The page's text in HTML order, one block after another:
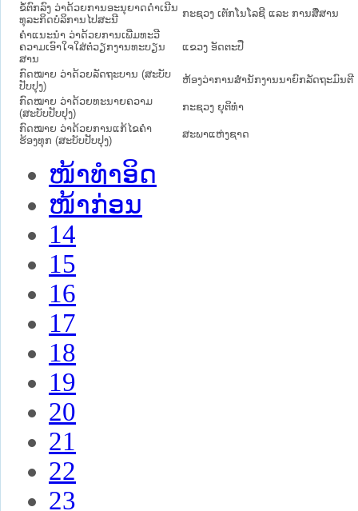
ຂໍ້ຕົກລົງ ວ່າດ້ວຍການອະນຸຍາດດຳເນີນ
ທຸລະກິດບໍລິການໄປສະນີ
ກະຊວງ ເຕັກໂນໂລຊີ ແລະ ການສື່ສານ
ຄຳແນະນຳ ວ່າດ້ວຍການເພີ່ມທະວີ
ຄວາມເອົາໃຈໃສ່ຕໍ່ວຽກງານທະບຽນ
ສານ
ແຂວງ ອັດຕະປື
ກົດໝາຍ ວ່າດ້ວຍລັດຖະບານ (ສະບັບ
ປັບປຸງ)
ຫ້ອງວ່າການສຳນັກງານນາຍົກລັດຖະມົນຕີ
ກົດໝາຍ ວ່າດ້ວຍທະນາຍຄວາມ
(ສະບັບປັບປຸງ)
ກະຊວງ ຍຸຕິທໍາ
ກົດໝາຍ ວ່າດ້ວຍການແກ້ໄຂຄຳ
ຮ້ອງທຸກ (ສະບັບປັບປຸງ)
ສະພາແຫ່ງຊາດ
ໜ້າທໍາອິດ
ໜ້າກ່ອນ
14
15
16
17
18
19
20
21
22
23